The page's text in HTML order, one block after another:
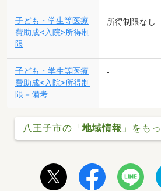
子ども・学生等医療
費助成<入院>所得制
限
所得制限なし
子ども・学生等医療
費助成<入院>所得制
限－備考
-
八王子市の「地域情報 」をも